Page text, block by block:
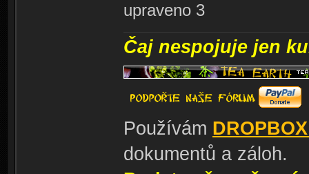
upraveno 3
Čaj nespojuje jen
Používám
dokumentů a záloh.